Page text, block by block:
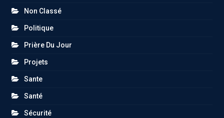
Non Classé
Politique
Prière Du Jour
Projets
Sante
Santé
Sécurité